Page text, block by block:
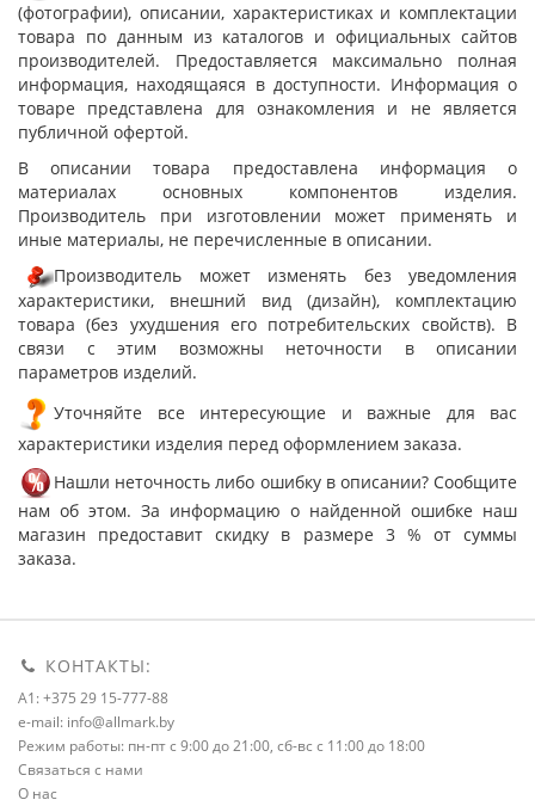
(фотографии), описании, характеристиках и комплектации
товара по данным из каталогов и официальных сайтов
производителей. Предоставляется максимально полная
информация, находящаяся в доступности. Информация о
товаре представлена для ознакомления и не является
публичной офертой.
В описании товара предоставлена информация о
материалах основных компонентов изделия.
Производитель при изготовлении может применять и
иные материалы, не перечисленные в описании.
Производитель может изменять без уведомления
характеристики, внешний вид (дизайн), комплектацию
товара (без ухудшения его потребительских свойств). В
связи с этим возможны неточности в описании
параметров изделий.
Уточняйте все интересующие и важные для вас
характеристики изделия перед оформлением заказа.
Нашли неточность либо ошибку в описании? Сообщите
нам об этом. За информацию о найденной ошибке наш
магазин предоставит скидку в размере 3 % от суммы
заказа.
КОНТАКТЫ:
A1: +375 29 15-777-88
e-mail: info@allmark.by
Режим работы: пн-пт с 9:00 до 21:00, сб-вс с 11:00 до 18:00
Связаться с нами
О нас